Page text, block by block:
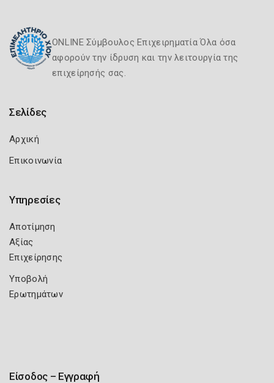
ONLINE Σύμβουλος Επιχειρηματία Όλα όσα
αφορούν την ίδρυση και την λειτουργία της
επιχείρησής σας.
Σελίδες
Αρχική
Επικοινωνία
Υπηρεσίες
Αποτίμηση
Αξίας
Επιχείρησης
Υποβολή
Ερωτημάτων
Είσοδος – Εγγραφή